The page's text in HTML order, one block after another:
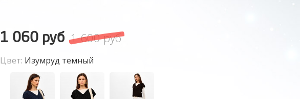
1 060 руб 1 600 руб
Цвет: Изумруд темный